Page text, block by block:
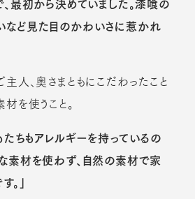
など見た目のかわいさに惹かれ
主人、奥さまともにこだわったこと
を使うこと。
たちもアレルギーを持っているの
素材を使わず、自然の素材で家
。」